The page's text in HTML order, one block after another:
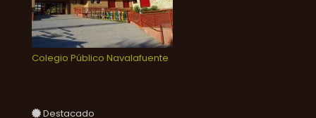
Colegio Público Navalafuente
Destacado